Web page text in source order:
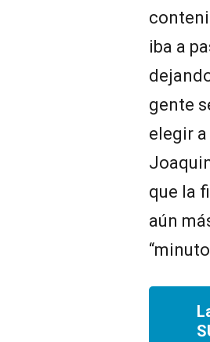
iba a
gente
elegir
que la
aún